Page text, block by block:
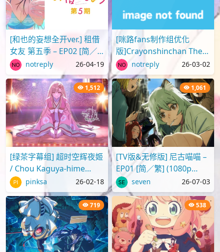
[和也的妄想全开ver.] 租借
女友 第五季 – EP02 [简／
繁] (1080p H.264 AAC
SRTx2) {出租女友 | 彼..
notreply 26-04-19
[咪路fans制作组优化
版]Crayonshinchan The
Movie 2025 蜡笔小新剧场
版2025 超华丽！灼热的春
日部舞者们[..
notreply 26-03-02
1,512
[绿茶字幕组] 超时空辉夜姬
/ Chou Kaguya-hime
[Movie][WebRip][1080p]
[简繁日内封]
pinksa 26-02-18
1,061
[TV版&无修版] 尼古喵喵 –
EP01 [简／繁] (1080p
H.264 AAC SRTx2) {Yani
Neko | ヤニねこ | C..
seven 26-07-03
719 538